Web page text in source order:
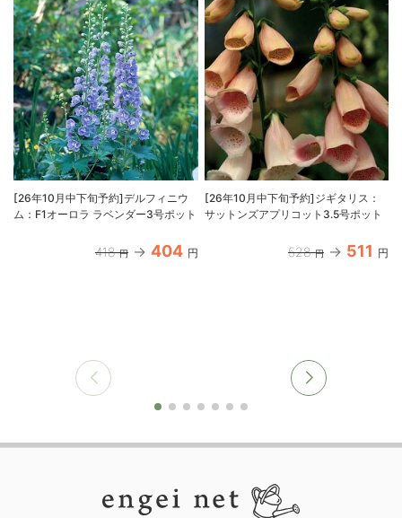
[26年10月中下旬予約]デルフィニウ
ム：F1オーロラ ラベンダー3号ポット
418 円 404 円
[26年10月中下旬予約]ジギタリス：
サットンズアプリコット3.5号ポット
528 円 511 円